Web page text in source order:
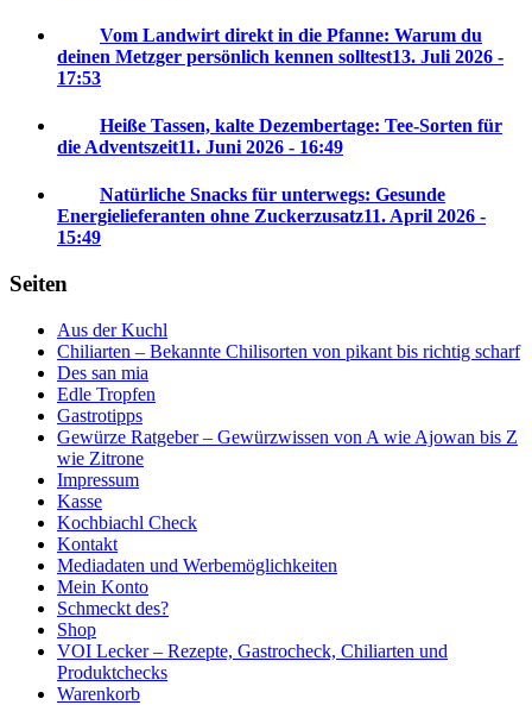
Vom Landwirt direkt in die Pfanne: Warum du
deinen Metzger persönlich kennen solltest13. Juli 2026 -
17:53
Heiße Tassen, kalte Dezembertage: Tee-Sorten für
die Adventszeit11. Juni 2026 - 16:49
Natürliche Snacks für unterwegs: Gesunde
Energielieferanten ohne Zuckerzusatz11. April 2026 -
15:49
Seiten
Aus der Kuchl
Chiliarten – Bekannte Chilisorten von pikant bis richtig scharf
Des san mia
Edle Tropfen
Gastrotipps
Gewürze Ratgeber – Gewürzwissen von A wie Ajowan bis Z
wie Zitrone
Impressum
Kasse
Kochbiachl Check
Kontakt
Mediadaten und Werbemöglichkeiten
Mein Konto
Schmeckt des?
Shop
VOI Lecker – Rezepte, Gastrocheck, Chiliarten und
Produktchecks
Warenkorb